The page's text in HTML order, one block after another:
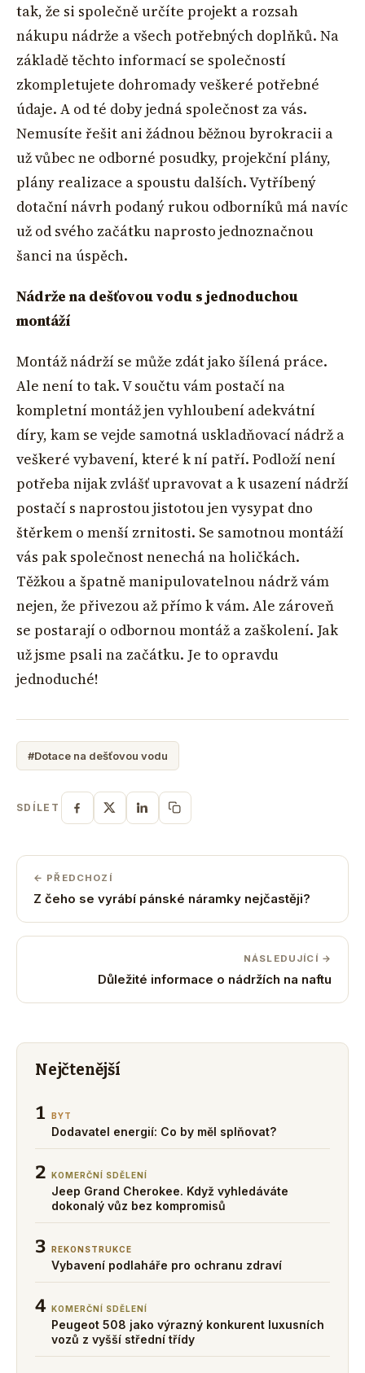
tak, že si společně určíte projekt a rozsah
nákupu nádrže a všech potřebných doplňků. Na
základě těchto informací se společností
zkompletujete dohromady veškeré potřebné
údaje. A od té doby jedná společnost za vás.
Nemusíte řešit ani žádnou běžnou byrokracii a
už vůbec ne odborné posudky, projekční plány,
plány realizace a spoustu dalších. Vytříbený
dotační návrh podaný rukou odborníků má navíc
už od svého začátku naprosto jednoznačnou
šanci na úspěch.
Nádrže na dešťovou vodu s jednoduchou
montáží
Montáž nádrží se může zdát jako šílená práce.
Ale není to tak. V součtu vám postačí na
kompletní montáž jen vyhloubení adekvátní
díry, kam se vejde samotná uskladňovací nádrž a
veškeré vybavení, které k ní patří. Podloží není
potřeba nijak zvlášť upravovat a k usazení nádrží
postačí s naprostou jistotou jen vysypat dno
štěrkem o menší zrnitosti. Se samotnou montáží
vás pak společnost nenechá na holičkách.
Těžkou a špatně manipulovatelnou nádrž vám
nejen, že přivezou až přímo k vám. Ale zároveň
se postarají o odbornou montáž a zaškolení. Jak
už jsme psali na začátku. Je to opravdu
jednoduché!
#Dotace na dešťovou vodu
SDÍLET
← PŘEDCHOZÍ
Z čeho se vyrábí pánské náramky nejčastěji?
NÁSLEDUJÍCÍ →
Důležité informace o nádržích na naftu
Nejčtenější
1 BYT
Dodavatel energií: Co by měl splňovat?
2 KOMERČNÍ SDĚLENÍ
Jeep Grand Cherokee. Když vyhledáváte
dokonalý vůz bez kompromisů
3 REKONSTRUKCE
Vybavení podlaháře pro ochranu zdraví
4 KOMERČNÍ SDĚLENÍ
Peugeot 508 jako výrazný konkurent luxusních
vozů z vyšší střední třídy